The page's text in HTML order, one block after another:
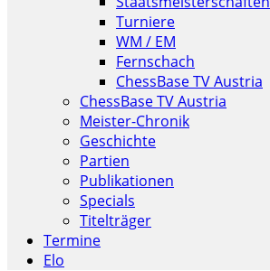
Turniere
WM / EM
Fernschach
ChessBase TV Austria
ChessBase TV Austria
Meister-Chronik
Geschichte
Partien
Publikationen
Specials
Titelträger
Termine
Elo